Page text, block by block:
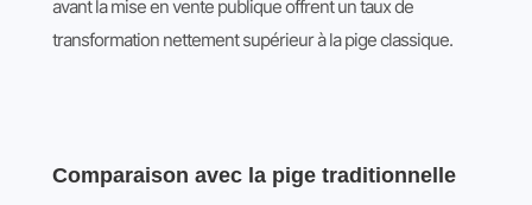
avant la mise en vente publique offrent un taux de
transformation nettement supérieur à la pige classique.
Comparaison avec la pige traditionnelle